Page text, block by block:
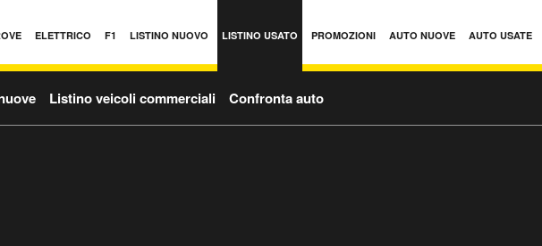
ELETTRICO F1 LISTINO NUOVO LISTINO USATO PROMOZIONI AUTO NUOVE AUTO USATE
Listino veicoli commerciali Confronta auto